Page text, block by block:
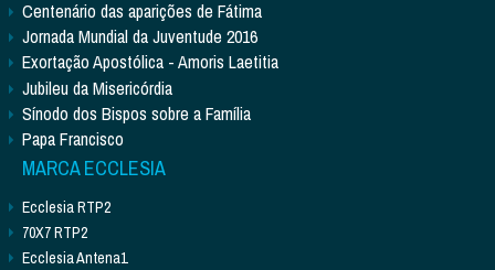
Centenário das aparições de Fátima
Jornada Mundial da Juventude 2016
Exortação Apostólica - Amoris Laetitia
Jubileu da Misericórdia
Sínodo dos Bispos sobre a Família
Papa Francisco
MARCA ECCLESIA
Ecclesia RTP2
70X7 RTP2
Ecclesia Antena1